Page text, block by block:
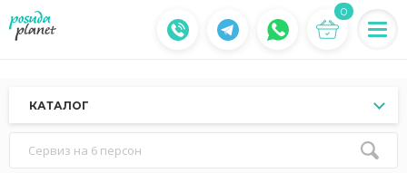
0
КАТАЛОГ
Сервиз на 6 персон